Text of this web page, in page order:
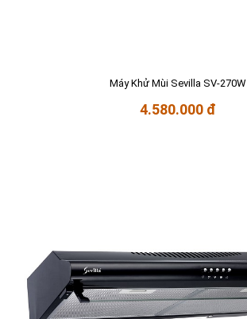
Máy Khử Mùi Sevilla SV-270W
4.580.000 đ